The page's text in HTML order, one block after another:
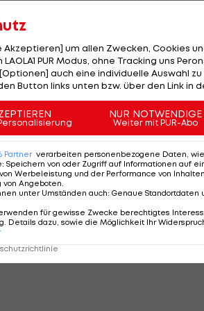
dieser Wunsch hat sich
aber es ist fantastisch hier.
erklärte Gebrselassie.
hatten von Beginn an keine
los.
der frühere Marathon-
von Radcliffe mit
bzw. sie sogar behinderten,
Akzeptieren] um allen Zwecken, Cookies
PUR Modus, ohne Tracking uns
auch eine individuelle Auswahl
Button links unten bzw. über den Link in
NUR NOTWENDIGE
Weiter mit PUR-Abo
Partner verarbeiten personenbezogene Daten,
: Speichern von oder Zugriff auf Informationen auf
Werbeleistung und der Performance von
von Angeboten
unter Umständen auch: Genaue Standortdaten
für gewisse Zwecke berechtigtes
Details dazu, sowie die Möglichkeit Ihr